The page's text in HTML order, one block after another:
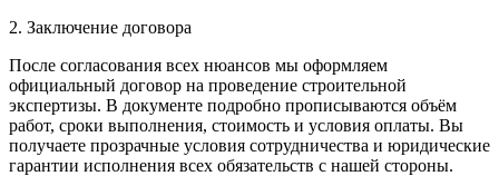
2. Заключение договора
После согласования всех нюансов мы оформляем
официальный договор на проведение строительной
экспертизы. В документе подробно прописываются объём
работ, сроки выполнения, стоимость и условия оплаты. Вы
получаете прозрачные условия сотрудничества и юридические
гарантии исполнения всех обязательств с нашей стороны.